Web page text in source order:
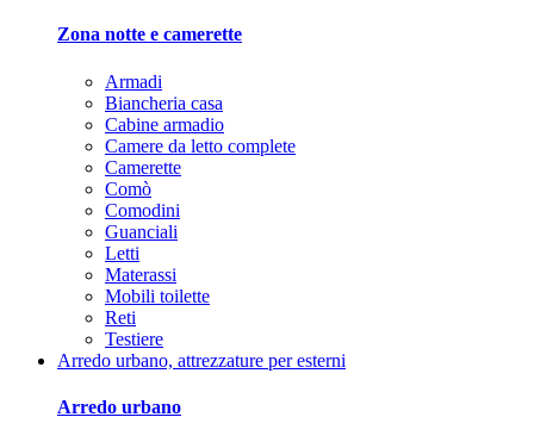
Zona notte e camerette
Armadi
Biancheria casa
Cabine armadio
Camere da letto complete
Camerette
Comò
Comodini
Guanciali
Letti
Materassi
Mobili toilette
Reti
Testiere
Arredo urbano, attrezzature per esterni
Arredo urbano